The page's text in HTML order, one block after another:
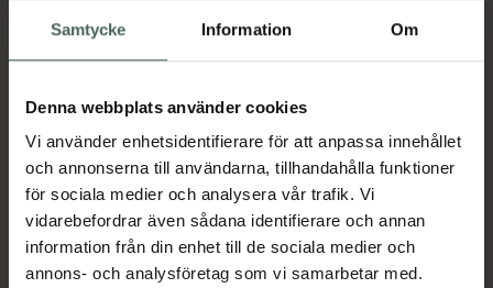
Samtycke Information Om
Denna webbplats använder cookies
Vi använder enhetsidentifierare för att anpassa innehållet
och annonserna till användarna, tillhandahålla funktioner
för sociala medier och analysera vår trafik. Vi
vidarebefordrar även sådana identifierare och annan
information från din enhet till de sociala medier och
annons- och analysföretag som vi samarbetar med.